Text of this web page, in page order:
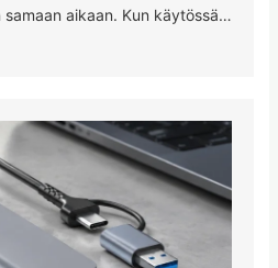
aikaan. Kun käytössä…